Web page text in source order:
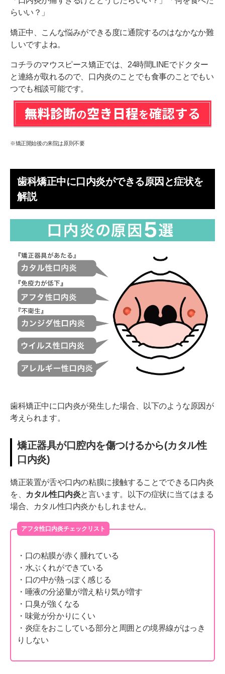
らいい？」
矯正中、こんな悩みができる度に通院するのはなかなか難
しいですよね。
コチラのマウスピース矯正では、24時間LINEでドクター
と連絡が取れるので、口内炎のことでも食事のことでもい
つでも相談可能です。
※矯正開始後の来院は原則不要
歯科矯正中に口内炎ができる原因と症状を
解説
歯科矯正中に口内炎が発生した場合、以下のような原因が
考えられます。
矯正器具が口腔内を傷つけるから(カタル性
口内炎)
矯正装置が舌や口内の粘膜に接触することでできる口内炎
を、
カタル性口内炎と言います。以下の症状に当てはまる
場合、カタル性口内炎かもしれません。
アフタ性口内炎チェックリスト
・口の粘膜が赤く腫れている
・水ぶくれができている
・口の中が熱っぽく感じる
・唾液の分泌量が増え粘り気が増す
・口臭が強くなる
・味覚が分かりにくい
・炎症をおこしている部分と周囲との境界線がはっき
りしない